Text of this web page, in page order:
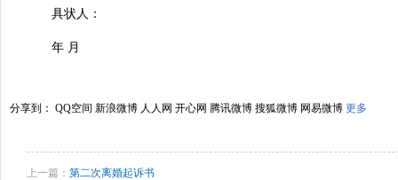
具状人：
年 月
分享到： QQ空间 新浪微博 人人网 开心网 腾讯微博 搜狐微博 网易微博 更多
上一篇： 第二次离婚起诉书